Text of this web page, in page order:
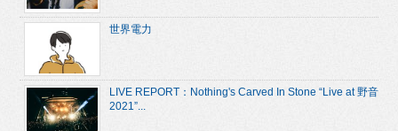
世界電力
LIVE REPORT：Nothing's Carved In Stone “Live at 野音
2021”...